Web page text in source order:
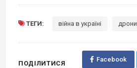
ТЕГИ: війна в україні дрони
ПОДІЛИТИСЯ
Facebook